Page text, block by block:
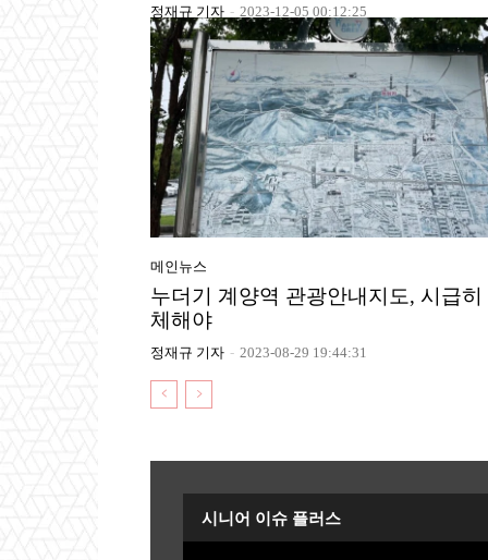
정재규 기자 - 2023-12-05 00:12:25
메인뉴스
누더기 계양역 관광안내지도, 시급히
체해야
정재규 기자 - 2023-08-29 19:44:31
시니어 이슈 플러스